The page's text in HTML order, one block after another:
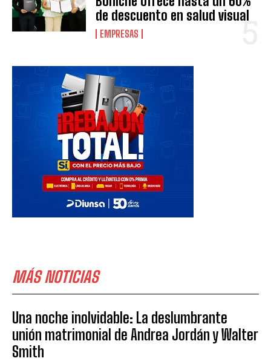
de descuento en salud visual
EMPRESAS
MÁS NOTICIAS
Una noche inolvidable: La deslumbrante
unión matrimonial de Andrea Jordán y Walter
Smith